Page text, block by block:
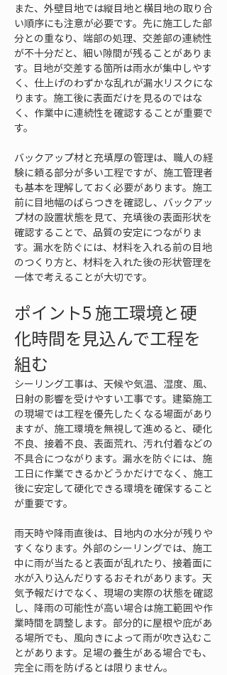
また、外壁目地では縦目地と横目地の取り合
い順序にも注意が必要です。先に施工した部
分との重なり、端部の処理、交差部の連続性
が不十分だと、細い隙間が残ることがありま
す。目地が交差する箇所は雨水が集中しやす
く、仕上げのわずかな乱れが漏水リスクにな
ります。施工後に表面だけを見るのではな
く、作業中に連続性を確認することが重要で
す。
バックアップ材と充填厚の管理は、職人の経
験に頼る部分が多い工程ですが、施工管理者
も基本を理解しておく必要があります。施工
前に目地幅のばらつきを確認し、バックアッ
プ材の設置状態を見て、充填後の表面形状を
確認することで、品質の安定につながりま
す。漏水を防ぐには、材料を入れる前の目地
のつくり方と、材料を入れた後の形状管理を
一体で考えることが大切です。
ポイント5 施工環境と硬
化時間を見込んで工程を
組む
シーリング工事は、天候や気温、湿度、風、
日射の影響を受けやすい工事です。建築施工
の現場では工程を優先したくなる場面があり
ますが、施工環境を無視して進めると、硬化
不良、接着不良、表面荒れ、汚れ付着などの
不具合につながります。漏水を防ぐには、施
工日に作業できるかどうかだけでなく、施工
後に安定して硬化できる環境を確保すること
が重要です。
雨天時や降雨直後は、目地内の水分が残りや
すくなります。外部のシーリングでは、施工
中に雨が当たると表面が乱れたり、接着面に
水が入り込んだりするおそれがあります。天
気予報だけでなく、現場の実際の状態を確認
し、降雨の可能性が高い場合は施工範囲や作
業時間を調整します。部分的に屋根や庇があ
る場所でも、風向きによって雨が吹き込むこ
とがあります。足場の養生がある場合でも、
完全に雨を防げるとは限りません。